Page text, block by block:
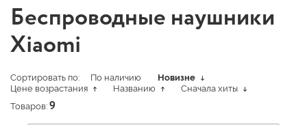
Беспроводные наушники
Xiaomi
Сортировать по: По наличию
Новизне
Цене возрастания
Названию
Сначала хиты
Товаров: 9